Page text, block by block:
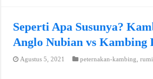
Seperti Apa Susunya?
Anglo Nubian vs Kambing
Agustus 5, 2021 peternakan-kambing ,